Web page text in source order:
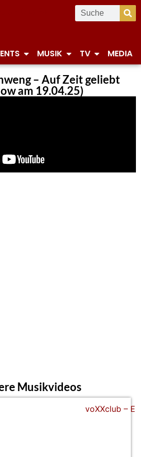
MUSIK TV MEDIA
– Auf Zeit geliebt
am 19.04.25)
Musikvideos